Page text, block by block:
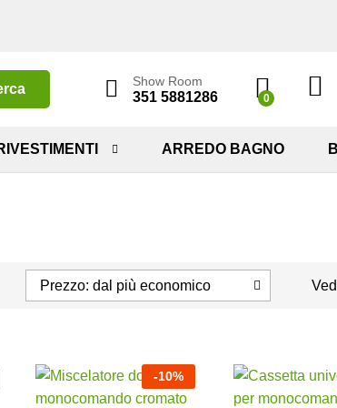
Show Room
351 5881286 0
ARREDO BAGNO
Prezzo: dal più economico
-10%